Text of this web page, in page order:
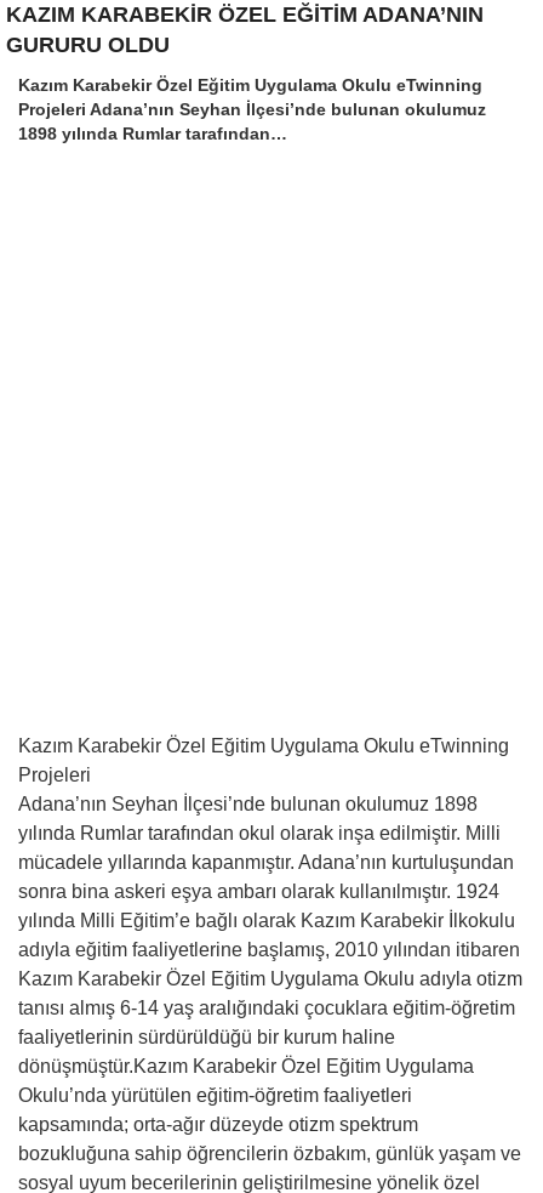
KAZIM KARABEKİR ÖZEL EĞİTİM ADANA’NIN
GURURU OLDU
Kazım Karabekir Özel Eğitim Uygulama Okulu eTwinning
Projeleri Adana’nın Seyhan İlçesi’nde bulunan okulumuz
1898 yılında Rumlar tarafından…
Kazım Karabekir Özel Eğitim Uygulama Okulu eTwinning
Projeleri
Adana’nın Seyhan İlçesi’nde bulunan okulumuz 1898
yılında Rumlar tarafından okul olarak inşa edilmiştir. Milli
mücadele yıllarında kapanmıştır. Adana’nın kurtuluşundan
sonra bina askeri eşya ambarı olarak kullanılmıştır. 1924
yılında Milli Eğitim’e bağlı olarak Kazım Karabekir İlkokulu
adıyla eğitim faaliyetlerine başlamış, 2010 yılından itibaren
Kazım Karabekir Özel Eğitim Uygulama Okulu adıyla otizm
tanısı almış 6-14 yaş aralığındaki çocuklara eğitim-öğretim
faaliyetlerinin sürdürüldüğü bir kurum haline
dönüşmüştür.Kazım Karabekir Özel Eğitim Uygulama
Okulu’nda yürütülen eğitim-öğretim faaliyetleri
kapsamında; orta-ağır düzeyde otizm spektrum
bozukluğuna sahip öğrencilerin özbakım, günlük yaşam ve
sosyal uyum becerilerinin geliştirilmesine yönelik özel